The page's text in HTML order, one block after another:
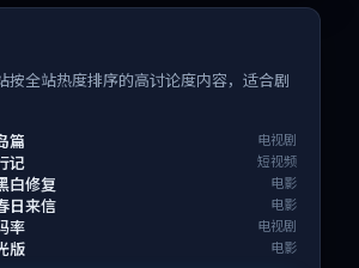
按全站热度排序的高讨论度内容，适合剧
篇
电视剧
记 短视频
白修复 电影
日来信 电影
率 电视剧
版 电影